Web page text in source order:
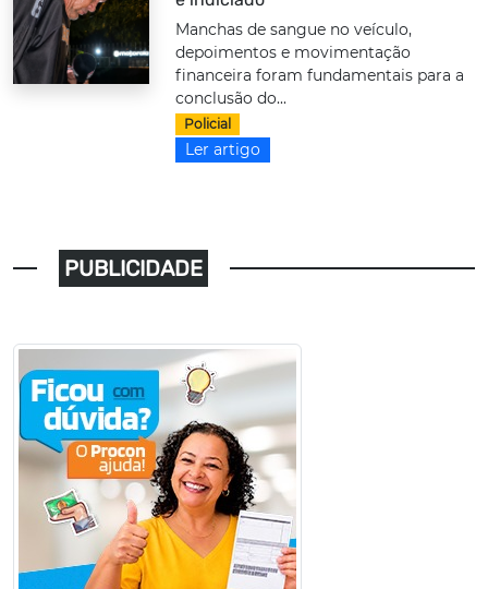
Manchas de sangue no veículo,
depoimentos e movimentação
financeira foram fundamentais para a
conclusão do...
Policial
Ler artigo
PUBLICIDADE